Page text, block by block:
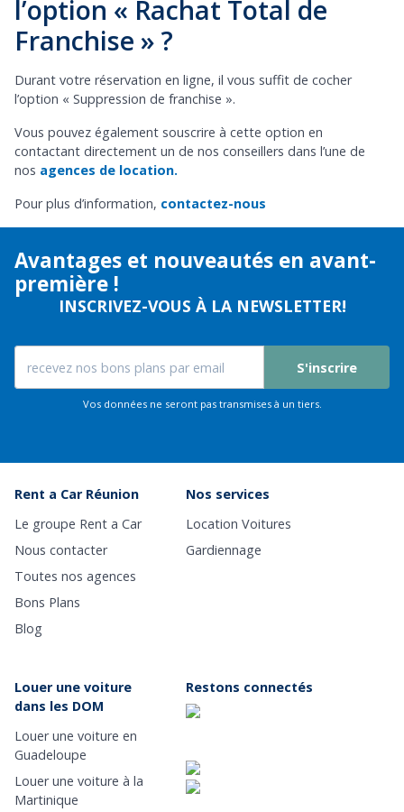
l’option « Rachat Total de
Franchise » ?
Durant votre réservation en ligne, il vous suffit de cocher
l’option « Suppression de franchise ».
Vous pouvez également souscrire à cette option en
contactant directement un de nos conseillers dans l’une de
nos agences de location.
Pour plus d’information, contactez-nous
Avantages et nouveautés en avant-
première !
INSCRIVEZ-VOUS À LA NEWSLETTER!
S'inscrire
Vos données ne seront pas transmises à un tiers.
Rent a Car Réunion
Le groupe Rent a Car
Nous contacter
Toutes nos agences
Bons Plans
Blog
Nos services
Location Voitures
Gardiennage
Louer une voiture
dans les DOM
Louer une voiture en
Guadeloupe
Louer une voiture à la
Martinique
Restons connectés